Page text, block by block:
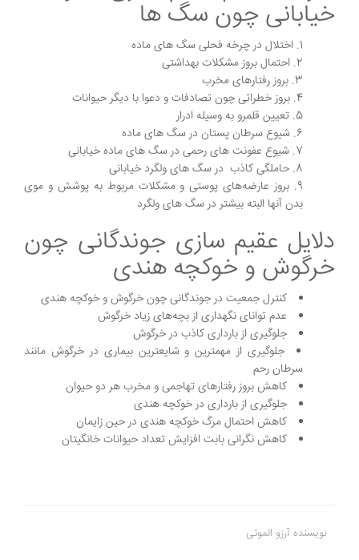
خیابانی چون سگ ها
اختلال در چرخه فحلی سگ های ماده
احتمال بروز مشکلات بهداشتی
بروز رفتارهای مخرب
بروز خطراتی چون تصادفات و دعوا با دیگر حیوانات
تعیین قلمرو به وسیله ادرار
شیوع سرطان پستان در سگ های ماده
شیوع عفونت های رحمی در سگ های ماده خیابانی
حاملگی کاذب در سگ های ولگرد خیابانی
بروز عارضه‌های پوستی و مشکلات مربوط به پوشش و موی
بدن آنها البته بیشتر در سگ های ولگرد
دلایل عقیم سازی جوندگانی چون
خرگوش و خوکچه هندی
کنترل جمعیت در جوندگانی چون خرگوش و خوکچه هندی
عدم توانای نگهداری از بچه‌های زیاد خرگوش‌
جلوگیری از بارداری کاذب در خرگوش
جلوگیری از مهمترین و شایعترین بیماری در خرگوش مانند
سرطان رحم
کاهش بروز رفتارهای تهاجمی و مخرب هر دو حیوان
جلوگیری از بارداری در خوکچه هندی
کاهش احتمال مرگ خوکچه هندی در حین زایمان
کاهش نگرانی بابت افزایش تعداد حیوانات خانگیتان
نویسنده آرزو الموتی